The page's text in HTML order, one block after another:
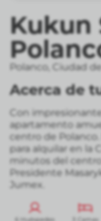
Kukun
Polanco, Ciudad
Acerca de
Con
apartamento
centro de
para alquilar en la
minutos del
Presidente
Jumex.